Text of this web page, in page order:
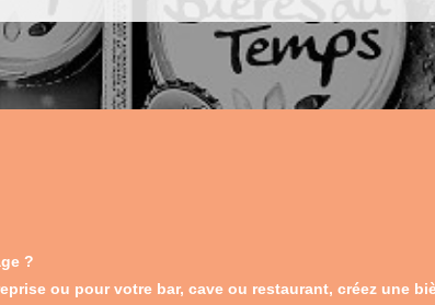
?
ou pour votre bar, cave ou restaurant, créez une